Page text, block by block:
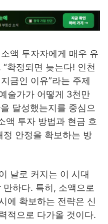
액 투자자에게 매우 유
확정되면 늦는다! 인천
금인 이유”라는 주제
술가가 어떻게 3천만
달성했는지를 중심으
액 투자 방법과 현금 흐
안정을 확보하는 방
날로 커지는 이 시대
하다. 특히, 소액으로
에 확보하는 전략은 신
적으로 다가올 것이다.